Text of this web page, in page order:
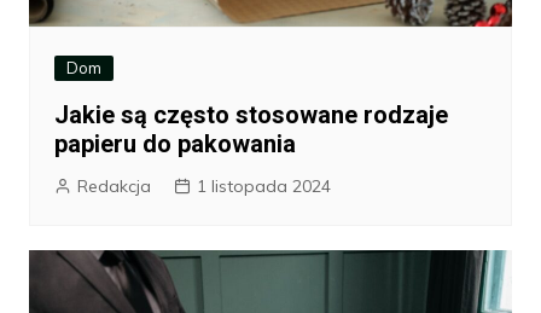
Dom
Jakie są często stosowane rodzaje
papieru do pakowania
Redakcja 1 listopada 2024